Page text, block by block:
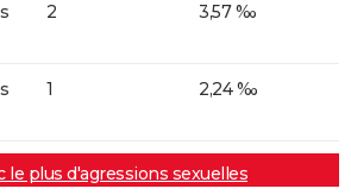
2 3,57 ‰
1 2,24 ‰
le plus d'agressions sexuelles